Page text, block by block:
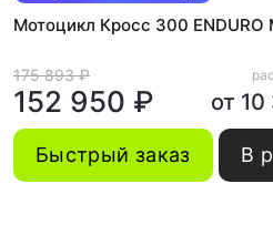
Мотоцикл Кросс 300 ENDURO
175 893 ₽
152 950 ₽ от
Быстрый заказ В